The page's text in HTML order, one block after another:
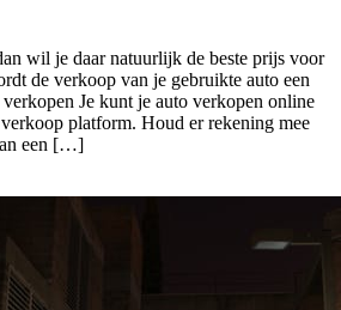
wil je daar natuurlijk de beste prijs voor
de verkoop van je gebruikte auto een
Je kunt je auto verkopen online
platform. Houd er rekening mee
een […]